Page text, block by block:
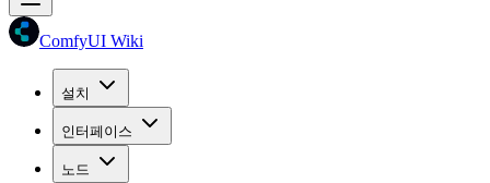
ComfyUI Wiki
설치
인터페이스
노드